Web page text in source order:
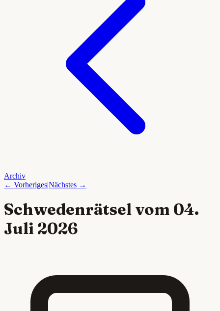
Archiv
← Vorheriges|Nächstes →
Schwedenrätsel vom 04.
Juli 2026